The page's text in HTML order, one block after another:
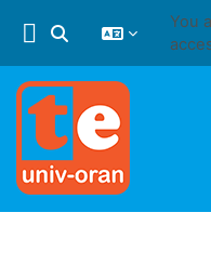
Toggle search input
You